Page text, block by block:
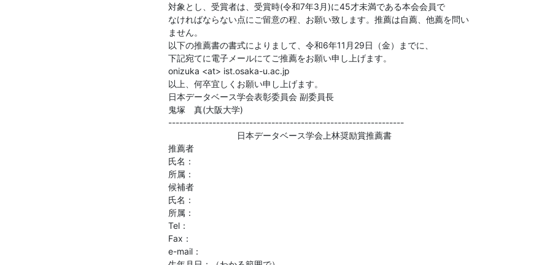
対象とし、受賞者は、受賞時(令和7年3月)に45才未満である本会会員で
なければならない点にご留意の程、お願い致します。推薦は自薦、他薦を問い
ません。
以下の推薦書の書式によりまして、令和6年11月29日（金）までに、
下記宛てに電子メールにてご推薦をお願い申し上げます。
onizuka <at> ist.osaka-u.ac.jp
以上、何卒宜しくお願い申し上げます。
日本データベース学会表彰委員会 副委員長
鬼塚　真(大阪大学)
----------------------------------------------------------------
日本データベース学会上林奨励賞推薦書
推薦者
氏名：
所属：
候補者
氏名：
所属：
Tel：
Fax：
e-mail：